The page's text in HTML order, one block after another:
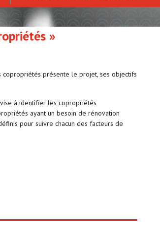
»
copropriétés présente le projet, ses objectifs
à identifier les copropriétés
ayant un besoin de rénovation
pour suivre chacun des facteurs de